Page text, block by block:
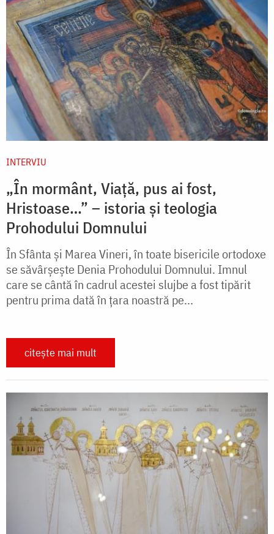
INTERVIU
„În mormânt, Viaţă, pus ai fost,
Hristoase…” – istoria și teologia
Prohodului Domnului
În Sfânta şi Marea Vineri, în toate bisericile ortodoxe
se săvârşeşte Denia Prohodului Domnului. Imnul
care se cântă în cadrul acestei slujbe a fost tipărit
pentru prima dată în țara noastră pe...
citește mai mult